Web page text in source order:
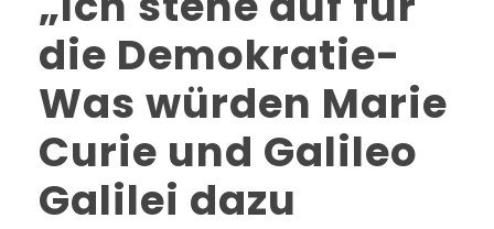
die Demokratie-
Was würden Marie
Curie und Galileo
Galilei dazu